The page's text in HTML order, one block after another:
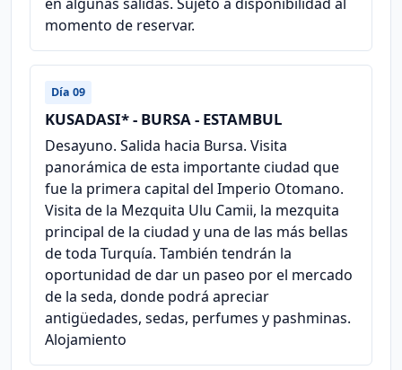
momento de reservar.
Día 09
KUSADASI* - BURSA - ESTAMBUL
Desayuno. Salida hacia Bursa. Visita
panorámica de esta importante ciudad que
fue la primera capital del Imperio Otomano.
Visita de la Mezquita Ulu Camii, la mezquita
principal de la ciudad y una de las más bellas
de toda Turquía. También tendrán la
oportunidad de dar un paseo por el mercado
de la seda, donde podrá apreciar
antigüedades, sedas, perfumes y pashminas.
Alojamiento